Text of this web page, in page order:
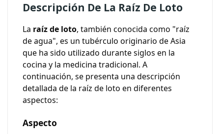
Descripción De La Raíz De Loto
La raíz de loto, también conocida como "raíz
de agua", es un tubérculo originario de Asia
que ha sido utilizado durante siglos en la
cocina y la medicina tradicional. A
continuación, se presenta una descripción
detallada de la raíz de loto en diferentes
aspectos:
Aspecto